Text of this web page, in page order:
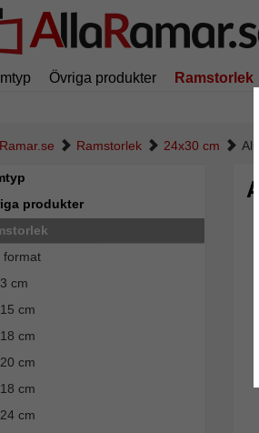
Övriga produkter Ramstorlek
Ramstorlek 24x30 cm
produkter
format
cm
cm
cm
cm
cm
cm